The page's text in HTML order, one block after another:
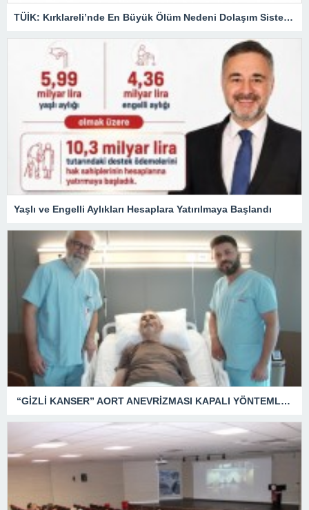
TÜİK: Kırklareli’nde En Büyük Ölüm Nedeni Dolaşım Sistemi Hastalıkları
Yaşlı ve Engelli Aylıkları Hesaplara Yatırılmaya Başlandı
“GİZLİ KANSER” AORT ANEVRİZMASI KAPALI YÖNTEMLE TEDAVİ EDİLDİ